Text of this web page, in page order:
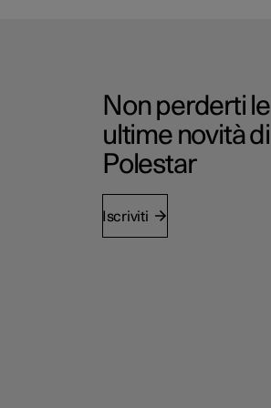
Non perderti le
ultime novità di
Polestar
Iscriviti